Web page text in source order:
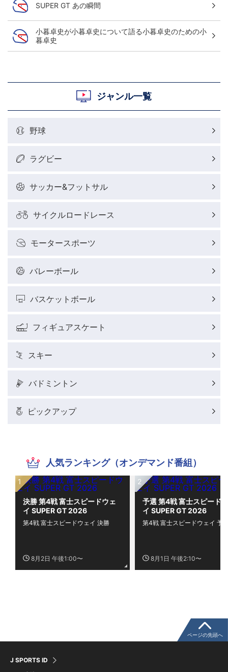
SUPER GT あの瞬間
小暮卓史が小暮卓史について語る小暮卓史のための小
暮卓史
ジャンル一覧
野球
ラグビー
サッカー&フットサル
サイクルロードレース
モータースポーツ
バレーボール
バスケットボール
フィギュアスケート
スキー
バドミントン
ピックアップ
人気ランキング（オンデマンド番組）
決勝 第4戦 富士スピードウェ
イ SUPER GT 2026
8月2日 午後1:00〜
第4戦 富士スピードウェイ 決勝
予選 第4戦 富士スピード
イ SUPER GT 2026
8月1日 午後2:10〜
第4戦 富士スピードウェイ 予
J SPORTS ID
ページの先頭へ